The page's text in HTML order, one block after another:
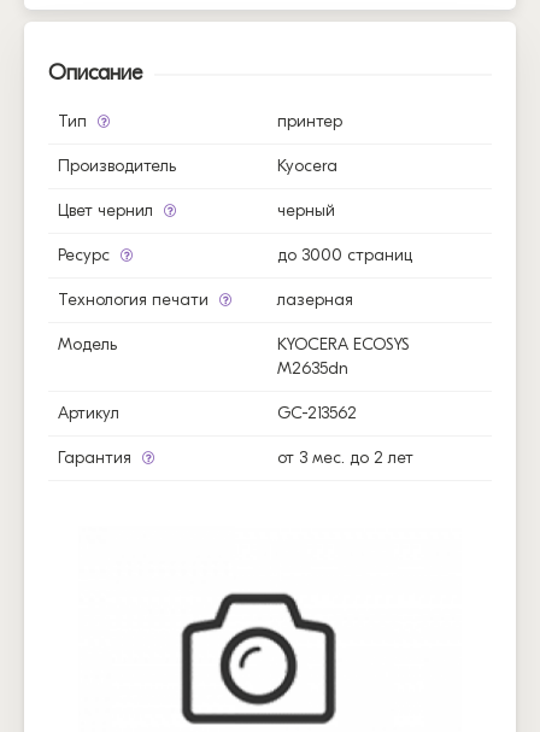
Описание
Тип принтер
Производитель Kyocera
Цвет чернил черный
Ресурс до 3000 страниц
Технология печати лазерная
Модель
KYOCERA ECOSYS
M2635dn
Артикул GC-213562
Гарантия от 3 мес. до 2 лет